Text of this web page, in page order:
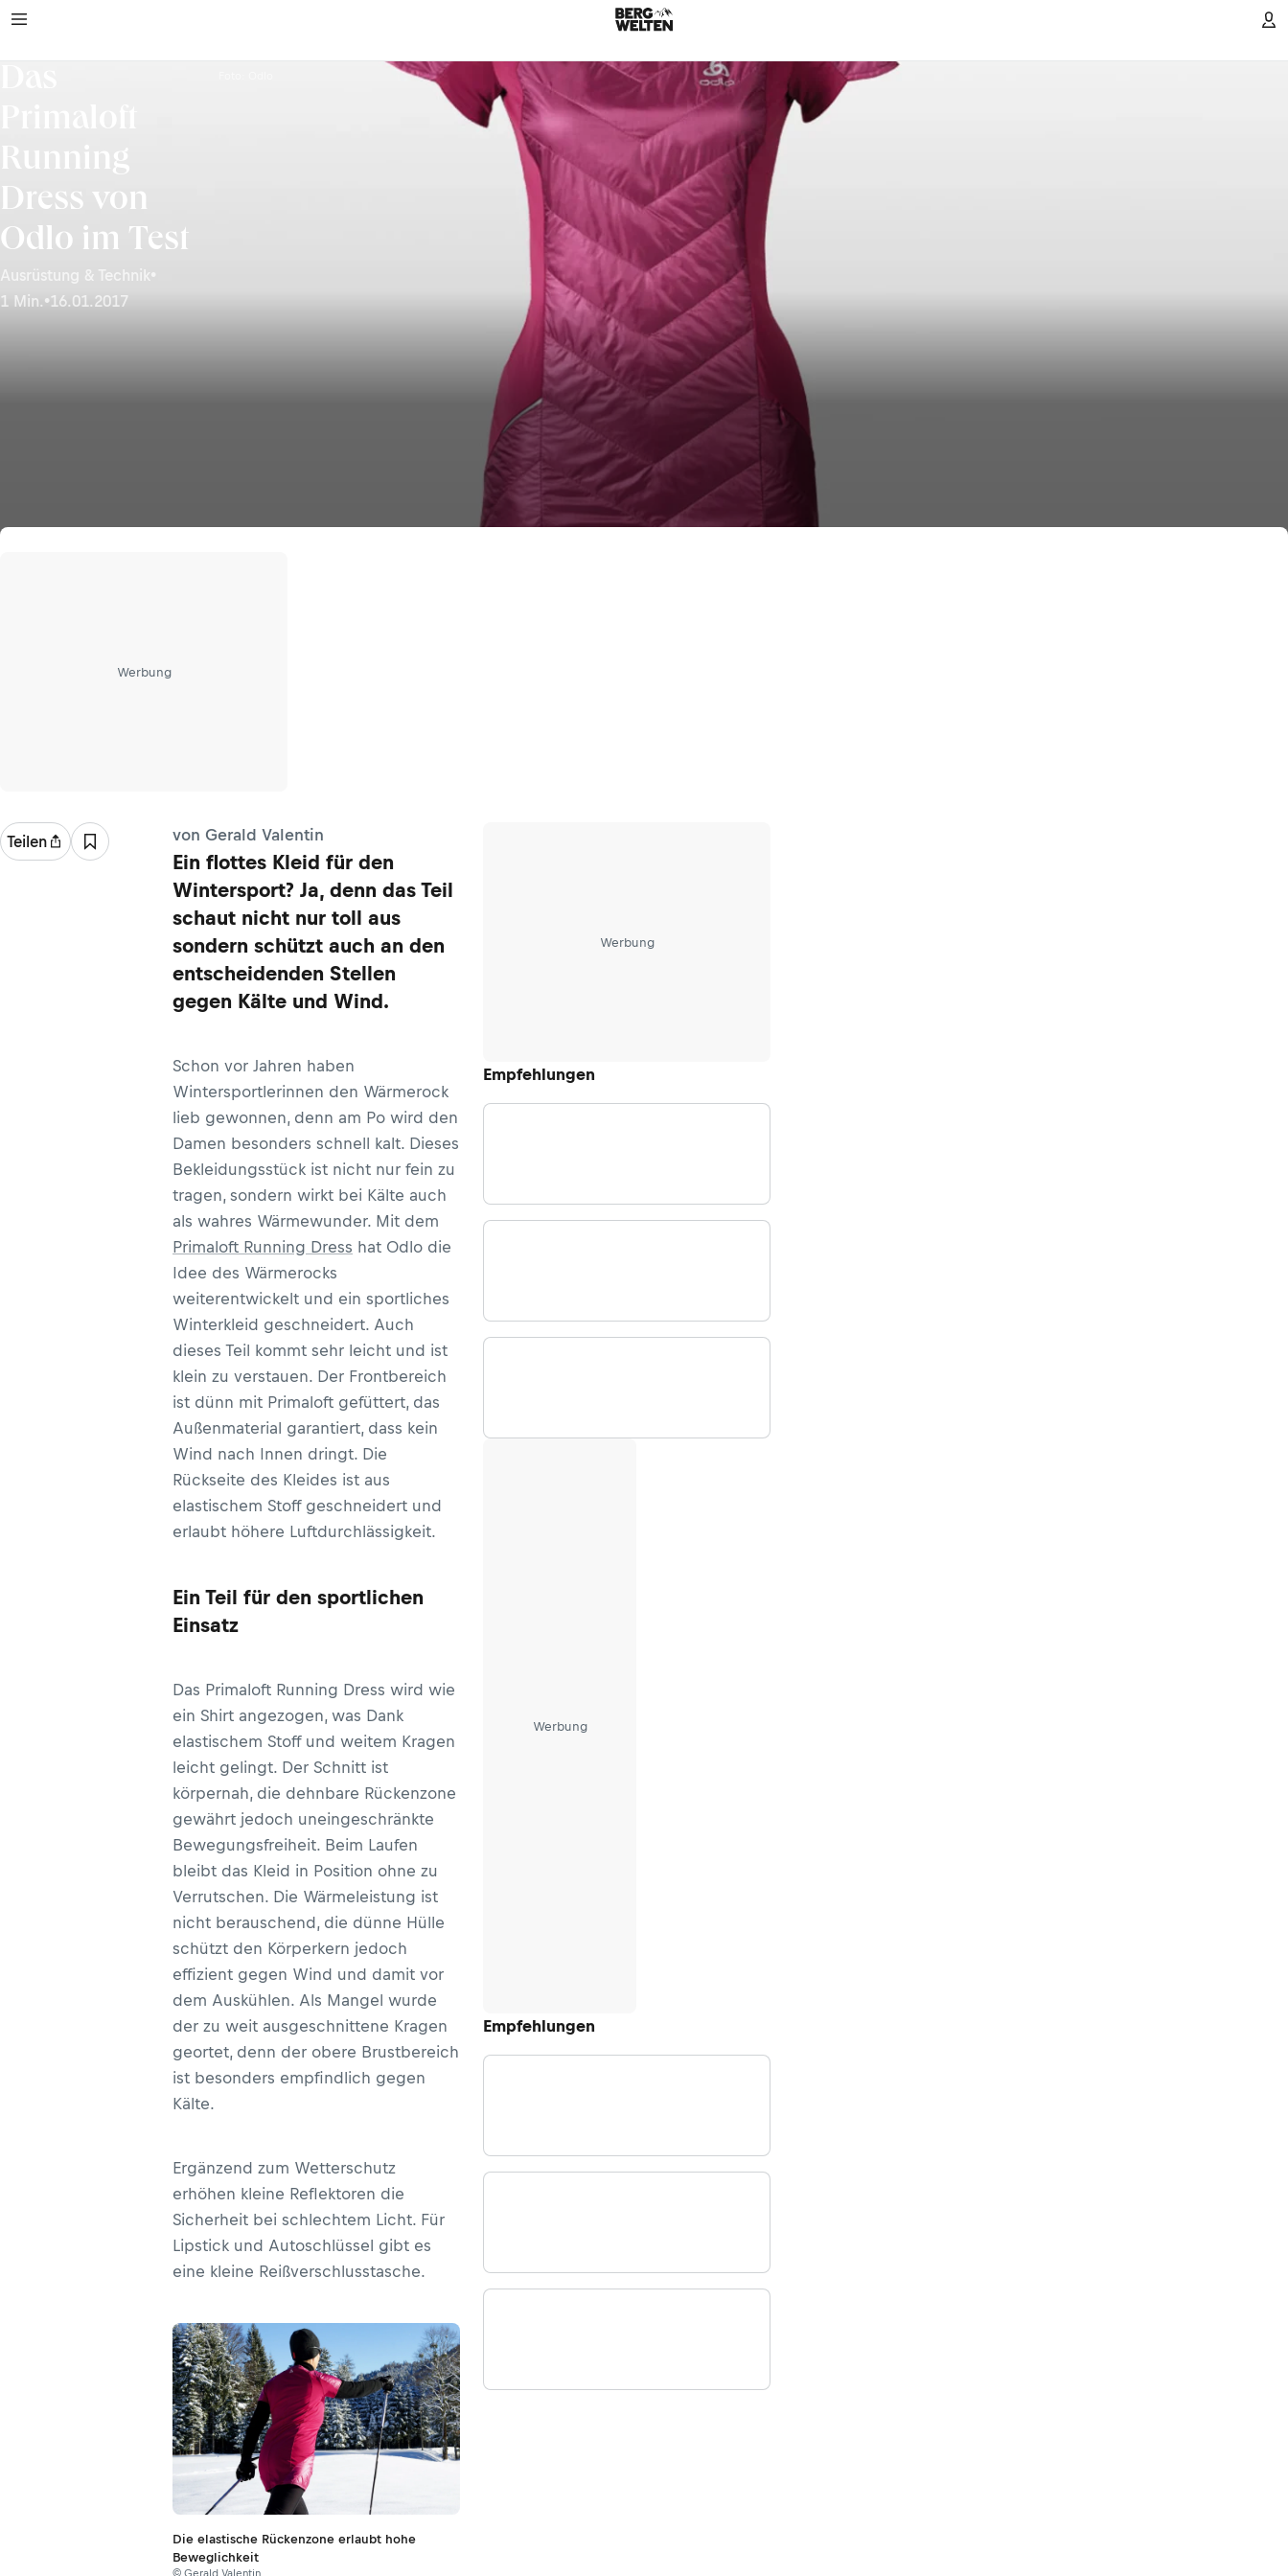
Dress von
Odlo im Test
Ausrüstung & Technik•
1 Min.•16.01.2017
Werbung
Teilen
Werbung
Empfehlungen
Werbung
Empfehlungen
von Gerald Valentin
Ein flottes Kleid für den
Wintersport? Ja, denn das Teil
schaut nicht nur toll aus
sondern schützt auch an den
entscheidenden Stellen
gegen Kälte und Wind.
Schon vor Jahren haben
Wintersportlerinnen den Wärmerock
lieb gewonnen, denn am Po wird den
Damen besonders schnell kalt. Dieses
Bekleidungsstück ist nicht nur fein zu
tragen, sondern wirkt bei Kälte auch
als wahres Wärmewunder. Mit dem
Primaloft Running Dress hat Odlo die
Idee des Wärmerocks
weiterentwickelt und ein sportliches
Winterkleid geschneidert. Auch
dieses Teil kommt sehr leicht und ist
klein zu verstauen. Der Frontbereich
ist dünn mit Primaloft gefüttert, das
Außenmaterial garantiert, dass kein
Wind nach Innen dringt. Die
Rückseite des Kleides ist aus
elastischem Stoff geschneidert und
erlaubt höhere Luftdurchlässigkeit.
Ein Teil für den sportlichen
Einsatz
Das Primaloft Running Dress wird wie
ein Shirt angezogen, was Dank
elastischem Stoff und weitem Kragen
leicht gelingt. Der Schnitt ist
körpernah, die dehnbare Rückenzone
gewährt jedoch uneingeschränkte
Bewegungsfreiheit. Beim Laufen
bleibt das Kleid in Position ohne zu
Verrutschen. Die Wärmeleistung ist
nicht berauschend, die dünne Hülle
schützt den Körperkern jedoch
effizient gegen Wind und damit vor
dem Auskühlen. Als Mangel wurde
der zu weit ausgeschnittene Kragen
geortet, denn der obere Brustbereich
ist besonders empfindlich gegen
Kälte.
Ergänzend zum Wetterschutz
erhöhen kleine Reflektoren die
Sicherheit bei schlechtem Licht. Für
Lipstick und Autoschlüssel gibt es
eine kleine Reißverschlusstasche.
Die elastische Rückenzone erlaubt hohe
Beweglichkeit
© Gerald Valentin